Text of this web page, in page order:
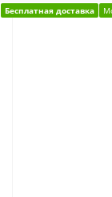
Бесплатная доставка